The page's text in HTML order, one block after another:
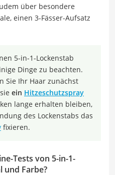
über besondere
einen 3-Fässer-Aufsatz
5-in-1-Lockenstab
Dinge zu beachten.
Sie Ihr Haar zunächst
ein Hitzeschutzspray
lange erhalten bleiben,
des Lockenstabs das
fixieren.
Tests von 5-in-1-
und Farbe?